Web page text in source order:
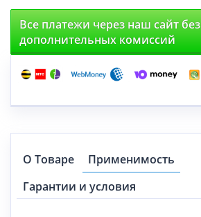
Все платежи через наш сайт без
дополнительных комиссий
О Товаре
Применимость
Гарантии и условия